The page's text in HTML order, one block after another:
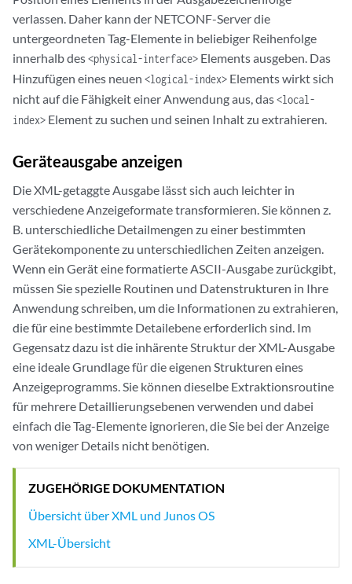
verlassen. Daher kann der NETCONF-Server die
untergeordneten Tag-Elemente in beliebiger Reihenfolge
innerhalb des<physical-interface> Elements ausgeben. Das
Hinzufügen eines neuen <logical-index> Elements wirkt sich
nicht auf die Fähigkeit einer Anwendung aus, das<local-
index> Element zu suchen und seinen Inhalt zu extrahieren.
Geräteausgabe anzeigen
Die XML-getaggte Ausgabe lässt sich auch leichter in
verschiedene Anzeigeformate transformieren. Sie können z.
B. unterschiedliche Detailmengen zu einer bestimmten
Gerätekomponente zu unterschiedlichen Zeiten anzeigen.
Wenn ein Gerät eine formatierte ASCII-Ausgabe zurückgibt,
müssen Sie spezielle Routinen und Datenstrukturen in Ihre
Anwendung schreiben, um die Informationen zu extrahieren,
die für eine bestimmte Detailebene erforderlich sind. Im
Gegensatz dazu ist die inhärente Struktur der XML-Ausgabe
eine ideale Grundlage für die eigenen Strukturen eines
Anzeigeprogramms. Sie können dieselbe Extraktionsroutine
für mehrere Detaillierungsebenen verwenden und dabei
einfach die Tag-Elemente ignorieren, die Sie bei der Anzeige
von weniger Details nicht benötigen.
ZUGEHÖRIGE DOKUMENTATION
Übersicht über XML und Junos OS
XML-Übersicht